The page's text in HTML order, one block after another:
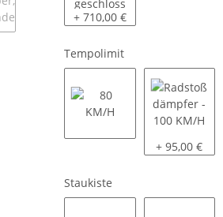
Kastenaufsatz mit Blech
+ 710,00 €
Tempolimit
+ 95,00 €
Staukiste